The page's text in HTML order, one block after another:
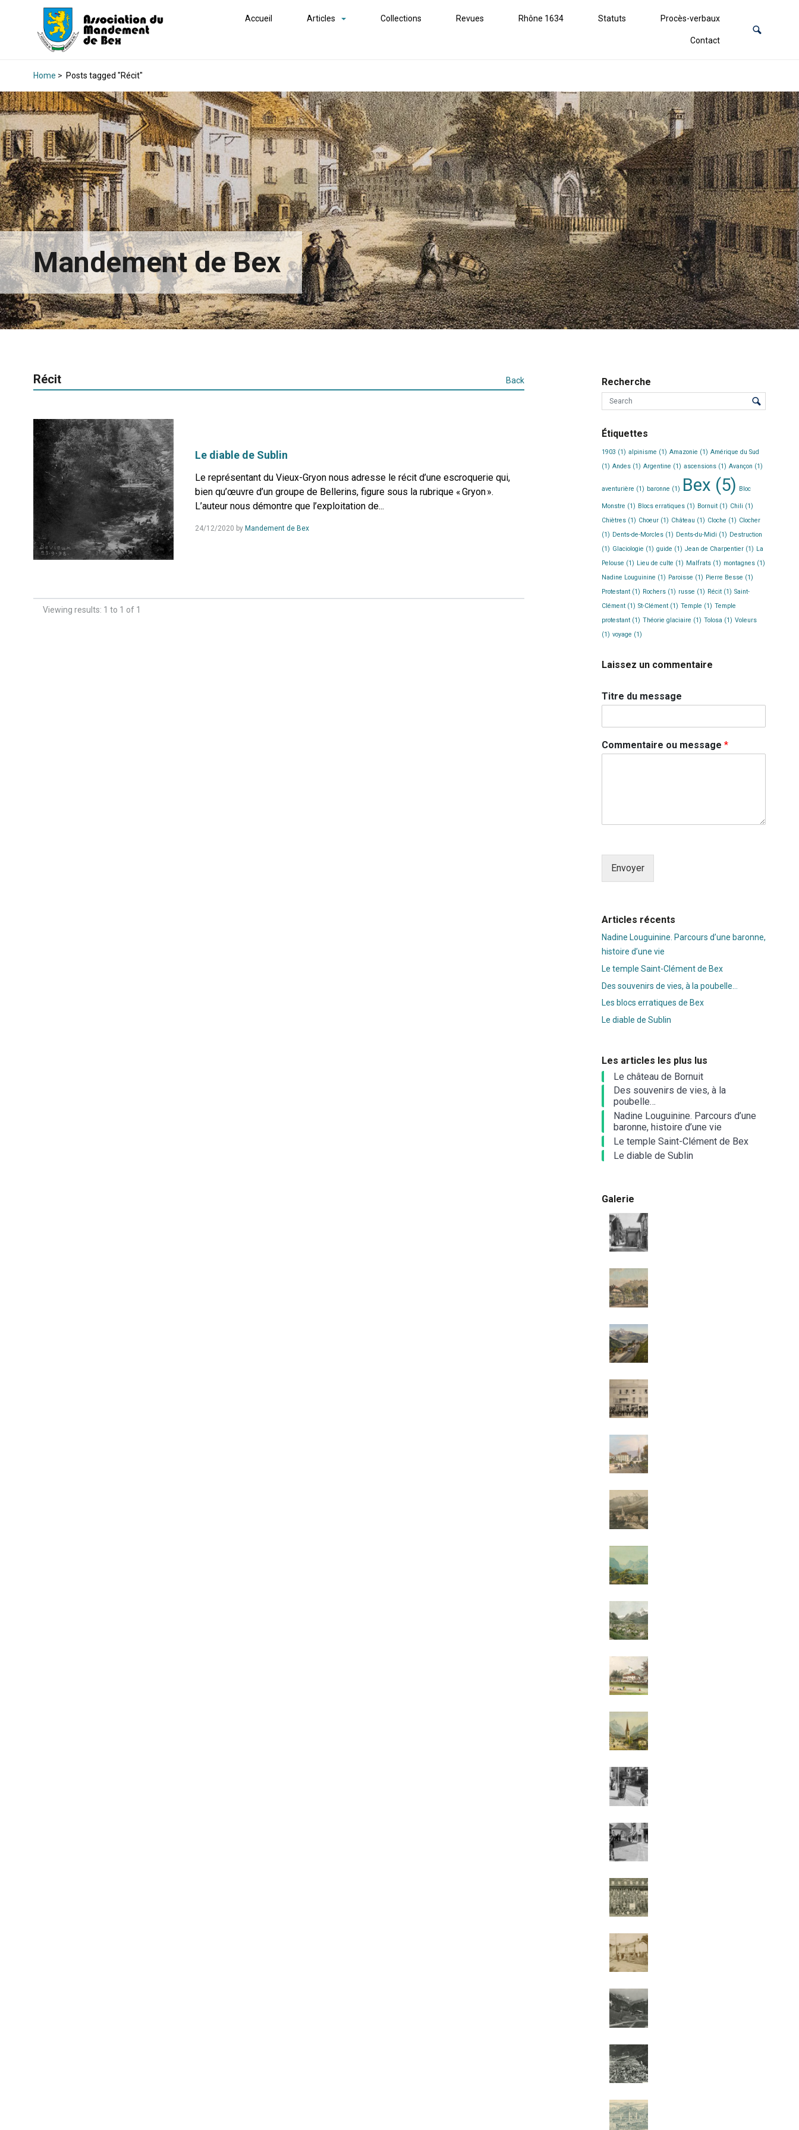
Accueil Articles Collections Revues Rhône 1634 Statuts Procès-verbaux
Contact
Home > Posts tagged "Récit"
Mandement de Bex
Récit Back
Le diable de Sublin
Le représentant du Vieux-Gryon nous adresse le récit d’une escroquerie qui,
bien qu’œuvre d’un groupe de Bellerins, figure sous la rubrique « Gryon ».
L’auteur nous démontre que l’exploitation de...
24/12/2020 by Mandement de BexRead
Viewing results: 1 to 1 of 1
Recherche
Étiquettes
1903 (1) alpinisme (1) Amazonie (1) Amérique du Sud
(1) Andes(1) Argentine (1) ascensions(1) Avançon (1)
aventurière (1) baronne (1) Bex (5) Bloc
Monstre (1) Blocs erratiques(1) Bornuit(1) Chili (1)
Chiètres(1) Choeur(1) Château (1) Cloche (1) Clocher
(1) Dents-de-Morcles(1) Dents-du-Midi (1) Destruction
(1) Glaciologie (1) guide (1) Jean de Charpentier(1) La
Pelouse (1) Lieu de culte (1) Malfrats(1) montagnes(1)
Nadine Louguinine (1) Paroisse (1) Pierre Besse (1)
Protestant(1) Rochers(1) russe (1) Récit(1) Saint-
Clément(1) St-Clément(1) Temple (1) Temple
protestant(1) Théorie glaciaire (1) Tolosa (1) Voleurs
(1) voyage (1)
Laissez un commentaire
Titre du message
Commentaire ou message *
Envoyer
Articles récents
Nadine Louguinine. Parcours d’une baronne,
histoire d’une vie
Le temple Saint-Clément de Bex
Des souvenirs de vies, à la poubelle…
Les blocs erratiques de Bex
Le diable de Sublin
Les articles les plus lus
Le château de Bornuit
Des souvenirs de vies, à la
poubelle…
Nadine Louguinine. Parcours d’une
baronne, histoire d’une vie
Le temple Saint-Clément de Bex
Le diable de Sublin
Galerie